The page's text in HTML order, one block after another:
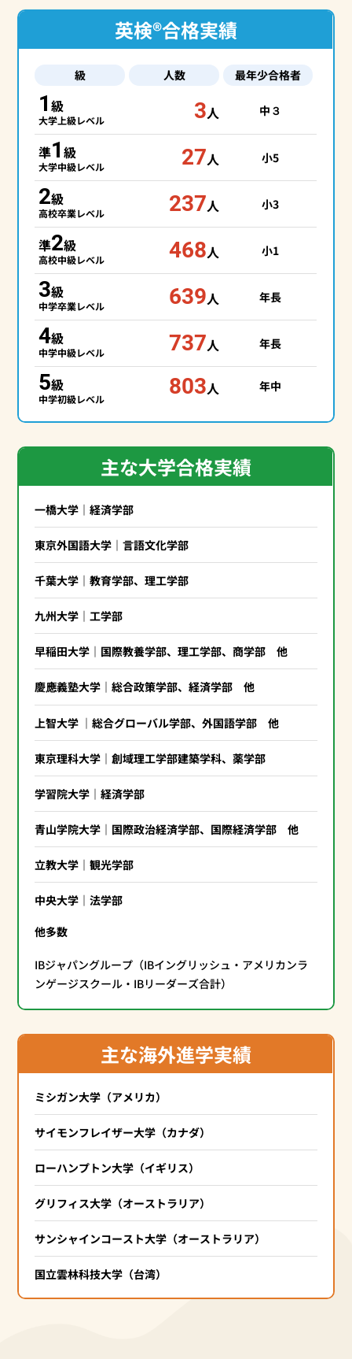
英検®合格実績
級 人数 最年少合格者
1級
大学上級レベル 3人 中３
準1級
大学中級レベル 27人 小5
2級
高校卒業レベル 237人 小3
準2級
高校中級レベル 468人 小1
3級
中学卒業レベル 639人 年長
4級
中学中級レベル 737人 年長
5級
中学初級レベル 803人 年中
主な大学合格実績
一橋大学｜経済学部
東京外国語大学｜言語文化学部
千葉大学｜教育学部、理工学部
九州大学｜工学部
早稲田大学｜国際教養学部、理工学部、商学部 他
慶應義塾大学｜総合政策学部、経済学部 他
上智大学 ｜総合グローバル学部、外国語学部 他
東京理科大学｜創域理工学部建築学科、薬学部
学習院大学｜経済学部
青山学院大学｜国際政治経済学部、国際経済学部 他
立教大学｜観光学部
中央大学｜法学部
他多数
IBジャパングループ（IBイングリッシュ・アメリカンラ
ンゲージスクール・IBリーダーズ合計）
主な海外進学実績
ミシガン大学（アメリカ）
サイモンフレイザー大学（カナダ）
ローハンプトン大学（イギリス）
グリフィス大学（オーストラリア）
サンシャインコースト大学（オーストラリア）
国立雲林科技大学（台湾）